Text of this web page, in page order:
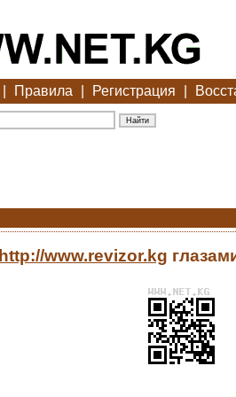
Правила Регистрация
http://www.revizor.kg